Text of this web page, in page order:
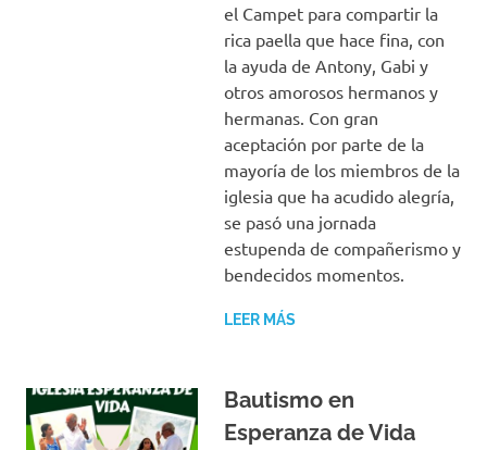
el Campet para compartir la
rica paella que hace fina, con
la ayuda de Antony, Gabi y
otros amorosos hermanos y
hermanas. Con gran
aceptación por parte de la
mayoría de los miembros de la
iglesia que ha acudido alegría,
se pasó una jornada
estupenda de compañerismo y
bendecidos momentos.
LEER MÁS
Bautismo en
Esperanza de Vida